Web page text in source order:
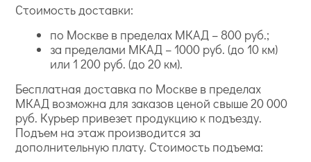
Стоимость доставки:
по Москве в пределах МКАД – 800 руб.;
за пределами МКАД – 1000 руб. (до 10 км)
или 1 200 руб. (до 20 км).
Бесплатная доставка по Москве в пределах
МКАД возможна для заказов ценой свыше 20 000
руб. Курьер привезет продукцию к подъезду.
Подъем на этаж производится за
дополнительную плату. Стоимость подъема: